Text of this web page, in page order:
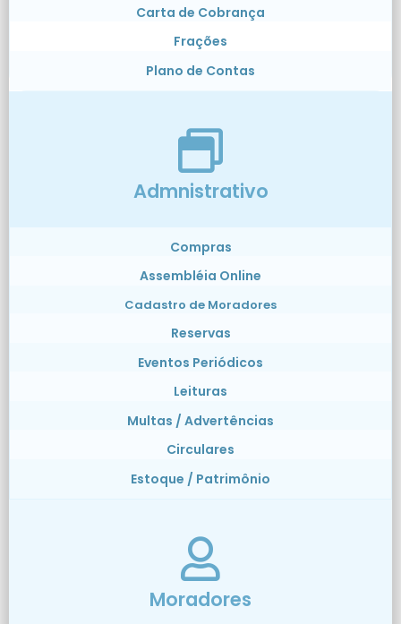
Carta de Cobrança
Frações
Plano de Contas
Admnistrativo
Compras
Assembléia Online
Cadastro de Moradores
Reservas
Eventos Periódicos
Leituras
Multas / Advertências
Circulares
Estoque / Patrimônio
Moradores